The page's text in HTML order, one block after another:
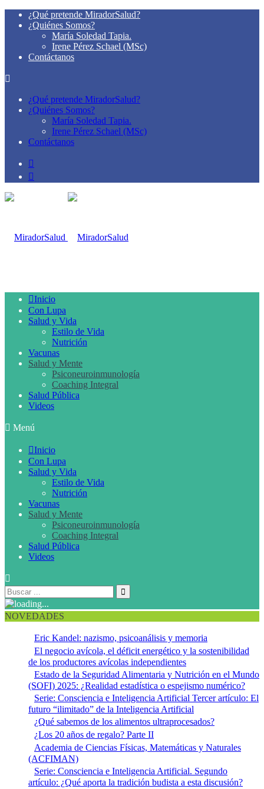
¿Qué pretende MiradorSalud?
¿Quiénes Somos?
María Soledad Tapia.
Irene Pérez Schael (MSc)
Contáctanos
¿Qué pretende MiradorSalud?
¿Quiénes Somos?
María Soledad Tapia.
Irene Pérez Schael (MSc)
Contáctanos
Inicio
Con Lupa
Salud y Vida
Estilo de Vida
Nutrición
Vacunas
Salud y Mente
Psiconeuroinmunología
Coaching Integral
Salud Pública
Videos
Menú
Inicio
Con Lupa
Salud y Vida
Estilo de Vida
Nutrición
Vacunas
Salud y Mente
Psiconeuroinmunología
Coaching Integral
Salud Pública
Videos
NOVEDADES
Eric Kandel: nazismo, psicoanálisis y memoria
El negocio avícola, el déficit energético y la sostenibilidad
de los productores avícolas independientes
Estado de la Seguridad Alimentaria y Nutrición en el Mundo
(SOFI) 2025: ¿Realidad estadística o espejismo numérico?
Serie: Consciencia e Inteligencia Artificial Tercer artículo: El
futuro “ilimitado” de la Inteligencia Artificial
¿Qué sabemos de los alimentos ultraprocesados?
¿Los 20 años de regalo? Parte II
Academia de Ciencias Físicas, Matemáticas y Naturales
(ACFIMAN)
Serie: Consciencia e Inteligencia Artificial. Segundo
artículo: ¿Qué aporta la tradición budista a esta discusión?